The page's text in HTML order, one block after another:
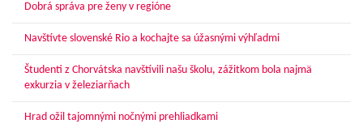
Dobrá správa pre ženy v regióne
Navštívte slovenské Rio a kochajte sa úžasnými výhľadmi
Študenti z Chorvátska navštívili našu školu, zážitkom bola najmä
exkurzia v železiarňach
Hrad ožil tajomnými nočnými prehliadkami